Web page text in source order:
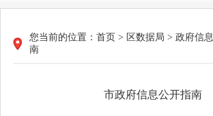
您当前的位置： 首页 > 区数据局 > 政府信
南
市政府信息公开指南